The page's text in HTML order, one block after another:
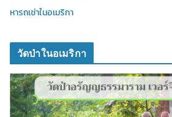
หารถเช่าในอเมริกา
วัดป่าในอเมริกา